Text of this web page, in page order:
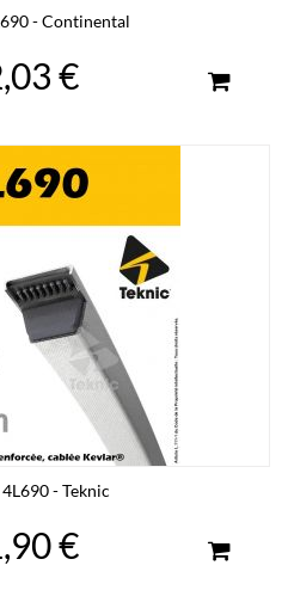
- Continental
€
- Teknic
€